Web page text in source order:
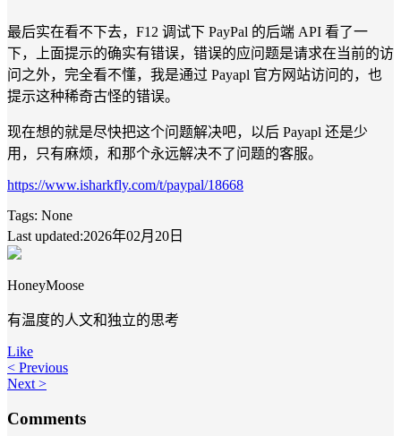
最后实在看不下去，F12 调试下 PayPal 的后端 API 看了一
下，上面提示的确实有错误，错误的应问题是请求在当前的访
问之外，完全看不懂，我是通过 Payapl 官方网站访问的，也
提示这种稀奇古怪的错误。
现在想的就是尽快把这个问题解决吧，以后 Payapl 还是少
用，只有麻烦，和那个永远解决不了问题的客服。
https://www.isharkfly.com/t/paypal/18668
Tags: None
Last updated:2026年02月20日
HoneyMoose
有温度的人文和独立的思考
Like
< Previous
Next >
Comments